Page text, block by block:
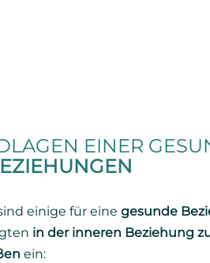
EINER
einige für eine gesunde
in der inneren Beziehung
ein: